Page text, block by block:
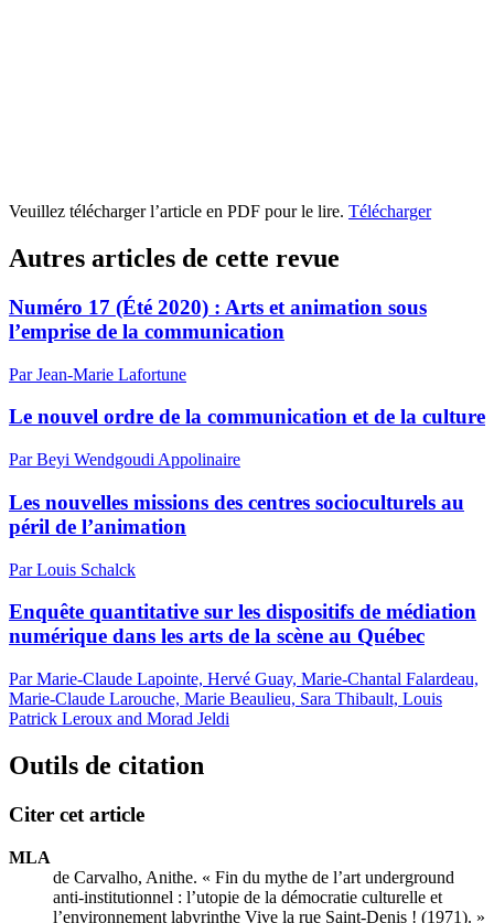
Veuillez télécharger l’article en PDF pour le lire. Télécharger
Autres articles de cette revue
Numéro 17 (Été 2020) : Arts et animation sous
l’emprise de la communication
Par Jean-Marie Lafortune
Le nouvel ordre de la communication et de la culture
Par Beyi Wendgoudi Appolinaire
Les nouvelles missions des centres socioculturels au
péril de l’animation
Par Louis Schalck
Enquête quantitative sur les dispositifs de médiation
numérique dans les arts de la scène au Québec
Par Marie-Claude Lapointe, Hervé Guay, Marie-Chantal Falardeau,
Marie-Claude Larouche, Marie Beaulieu, Sara Thibault, Louis
Patrick Leroux and Morad Jeldi
Outils de citation
Citer cet article
MLA
de Carvalho, Anithe. « Fin du mythe de l’art underground
anti-institutionnel : l’utopie de la démocratie culturelle et
l’environnement labyrinthe Vive la rue Saint-Denis ! (1971). »